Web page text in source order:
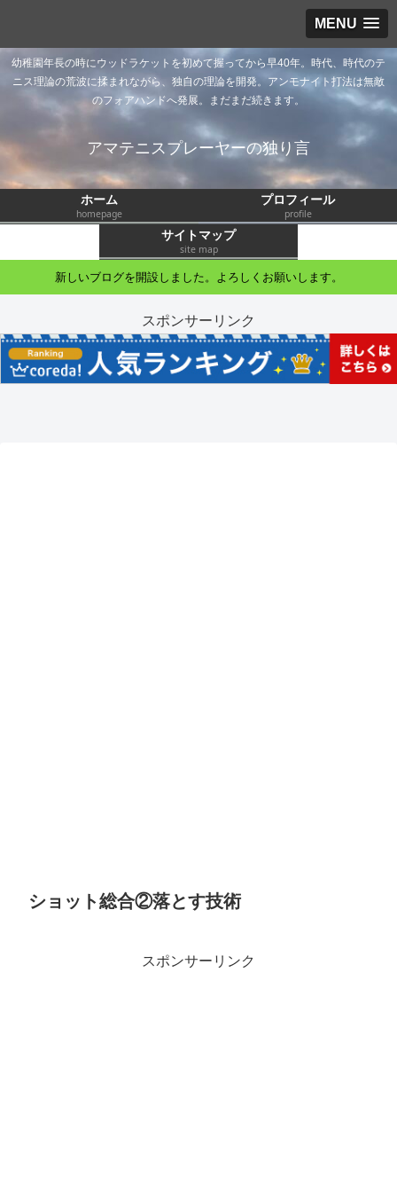
MENU
幼稚園年長の時にウッドラケットを初めて握ってから早40年。時代、時代のテ
ニス理論の荒波に揉まれながら、独自の理論を開発。アンモナイト打法は無敵
のフォアハンドへ発展。まだまだ続きます。
アマテニスプレーヤーの独り言
ホーム
homepage
プロフィール
profile
サイトマップ
site map
新しいブログを開設しました。よろしくお願いします。
スポンサーリンク
ショット総合②落とす技術
スポンサーリンク